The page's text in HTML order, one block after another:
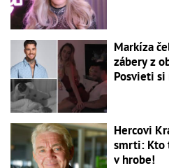
Markíza
zábery z
Hercovi
smrti: Kto
v hrobe!